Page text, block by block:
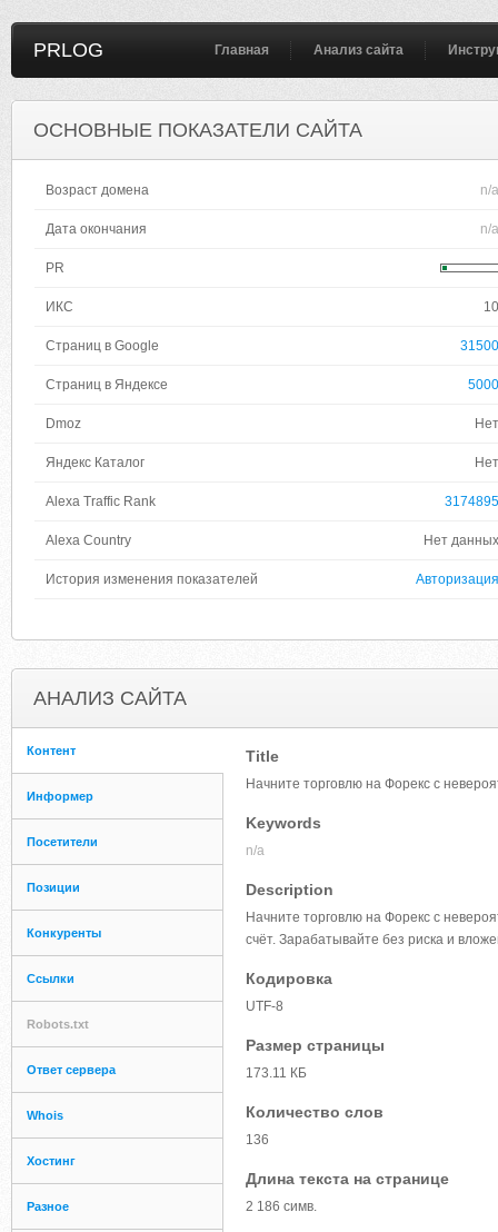
PRLOG Главная Анализ сайта
ОСНОВНЫЕ ПОКАЗАТЕЛИ САЙТА
Возраст домена n/a
Дата окончания n/a
PR
ИКС 10
Страниц в Google 31500
Страниц в Яндексе 5000
Dmoz Нет
Яндекс Каталог Нет
Alexa Traffic Rank 3174895
Alexa Country Нет данных
История изменения показателей Авторизация
АНАЛИЗ САЙТА
Контент
Информер
Посетители
Позиции
Конкуренты
Ссылки
Robots.txt
Ответ сервера
Whois
Хостинг
Разное
Title
Начните торговлю на Форекс с
Keywords
n/a
Description
Начните торговлю на Форекс с
счёт. Зарабатывайте без риска и
Кодировка
UTF-8
Размер страницы
173.11 КБ
Количество слов
136
Длина текста на странице
2 186 симв.